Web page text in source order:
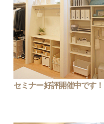
セミナー好評開催中です！